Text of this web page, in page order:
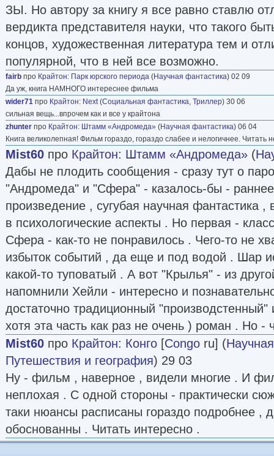
ЗЫ. Но автору за книгу я все равно ставлю
вердикта представителя науки, что такого
концов, художественная литература тем и
популярной, что в ней все возможно.
fairb про Крайтон: Парк юрского периода (Научная фантастика) 02 09
Да уж, книга НАМНОГО интереснее фильма
wider71 про Крайтон: Next(Социальная фантастика, Триллер) 30 06
сильная вещь...впрочем как и все у крайтона
zhunter про Крайтон: Штамм «Андромеда» (Научная фантастика) 06 04
Книга великолепная! Фильм гораздо, гораздо слабее и нелогичнее.
Mist60 про Крайтон: Штамм «Андромеда» (
Дабы не плодить сообщения - сразу тут о
"Андромеда" и "Сфера" - казалось-бы -
произведение , сугубая научная фантастика ,
в психологические аспекты . Но первая -
Сфера - как-то не понравилось . Чего-то не
избыток событий , да еще и под водой . Шар
какой-то туповатый . А вот "Крылья" - из
напомнили Хейли - интересно и
достаточно традиционный "производстенный"
хотя эта часть как раз не очень ) роман . Но -
Mist60 про Крайтон: Конго [Congo ru] (
Путешествия и география) 29 03
Ну - фильм , наверное , видели многие . И
неплохая . С одной стороны - практически
таки нюансы расписаны гораздо подробнее ,
обоснованны . Читать интересно .